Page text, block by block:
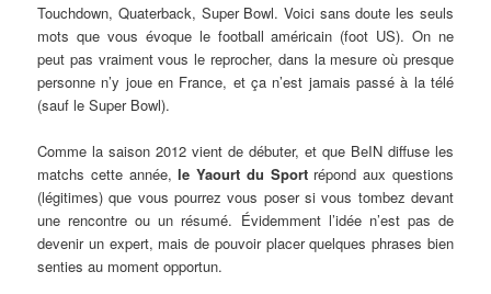
Touchdown, Quaterback, Super Bowl. Voici sans doute les seuls
mots que vous évoque le football américain (foot US). On ne
peut pas vraiment vous le reprocher, dans la mesure où presque
personne n’y joue en France, et ça n’est jamais passé à la télé
(sauf le Super Bowl).
Comme la saison 2012 vient de débuter, et que BeIN diffuse les
matchs cette année,le Yaourt du Sportrépond aux questions
(légitimes) que vous pourrez vous poser si vous tombez devant
une rencontre ou un résumé. Évidemment l’idée n’est pas de
devenir un expert, mais de pouvoir placer quelques phrases bien
senties au moment opportun.